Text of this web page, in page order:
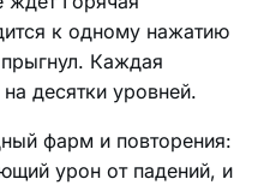
к одному нажатию
Каждая
десятки уровней.
фарм и повторения:
урон от падений, и